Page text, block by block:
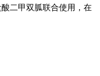
二甲双胍联合使用，在